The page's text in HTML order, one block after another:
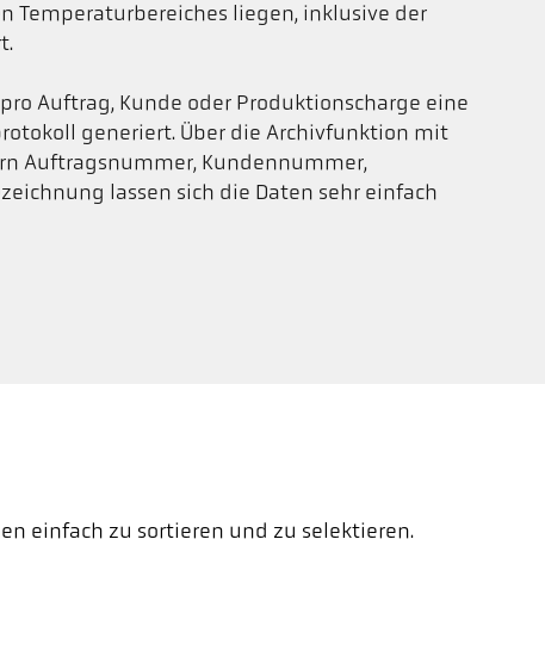
Temperaturbereiches liegen, inklusive der
Auftrag, Kunde oder Produktionscharge eine
generiert. Über die Archivfunktion mit
Auftragsnummer, Kundennummer,
lassen sich die Daten sehr einfach
einfach zu sortieren und zu selektieren.